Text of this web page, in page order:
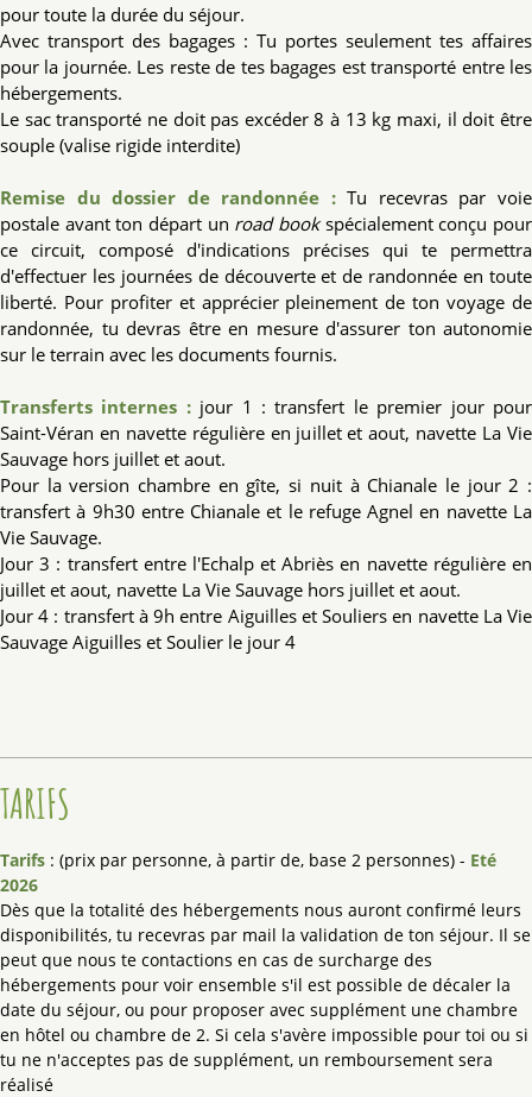
pour toute la durée du séjour.
Avec transport des bagages : Tu portes seulement tes affaires
pour la journée. Les reste de tes bagages est transporté entre les
hébergements.
Le sac transporté ne doit pas excéder 8 à 13 kg maxi, il doit être
souple (valise rigide interdite)
Remise du dossier de randonnée :Tu recevras par voie
postale avant ton départ un road bookspécialement conçu pour
ce circuit, composé d'indications précises qui te permettra
d'effectuer les journées de découverte et de randonnée en toute
liberté. Pour profiter et apprécier pleinement de ton voyage de
randonnée, tu devras être en mesure d'assurer ton autonomie
sur le terrain avec les documents fournis.
Transferts internes : jour 1 : transfert le premier jour pour
Saint-Véran en navette régulière en juillet et aout, navette La Vie
Sauvage hors juillet et aout.
Pour la version chambre en gîte, si nuit à Chianale le jour 2 :
transfert à 9h30 entre Chianale et le refuge Agnel en navette La
Vie Sauvage.
Jour 3 : transfert entre l'Echalp et Abriès en navette régulière en
juillet et aout, navette La Vie Sauvage hors juillet et aout.
Jour 4 : transfert à 9h entre Aiguilles et Souliers en navette La Vie
Sauvage Aiguilles et Soulier le jour 4
TARIFS
Tarifs : (prix par personne, à partir de, base 2 personnes) - Eté
2026
Dès que la totalité des hébergements nous auront confirmé leurs
disponibilités, tu recevras par mail la validation de ton séjour. Il se
peut que nous te contactions en cas de surcharge des
hébergements pour voir ensemble s'il est possible de décaler la
date du séjour, ou pour proposer avec supplément une chambre
en hôtel ou chambre de 2. Si cela s'avère impossible pour toi ou si
tu ne n'acceptes pas de supplément, un remboursement sera
réalisé